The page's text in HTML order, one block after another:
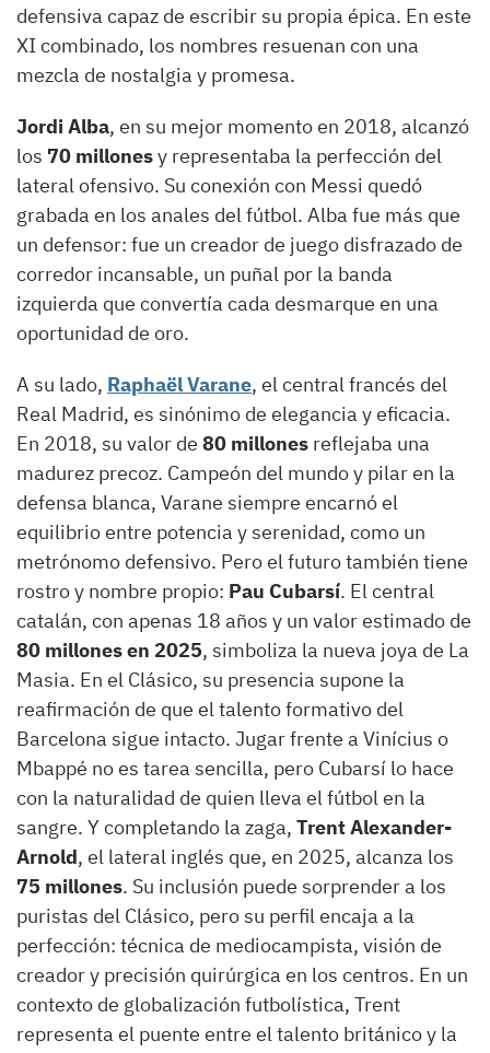
defensiva capaz de escribir su propia épica. En este
XI combinado, los nombres resuenan con una
mezcla de nostalgia y promesa.
Jordi Alba, en su mejor momento en 2018, alcanzó
los 70 millonesy representaba la perfección del
lateral ofensivo. Su conexión con Messi quedó
grabada en los anales del fútbol. Alba fue más que
un defensor: fue un creador de juego disfrazado de
corredor incansable, un puñal por la banda
izquierda que convertía cada desmarque en una
oportunidad de oro.
A su lado, Raphaël Varane, el central francés del
Real Madrid, es sinónimo de elegancia y eficacia.
En 2018, su valor de 80 millones reflejaba una
madurez precoz. Campeón del mundo y pilar en la
defensa blanca, Varane siempre encarnó el
equilibrio entre potencia y serenidad, como un
metrónomo defensivo. Pero el futuro también tiene
rostro y nombre propio: Pau Cubarsí. El central
catalán, con apenas 18 años y un valor estimado de
80 millones en 2025, simboliza la nueva joya de La
Masia. En el Clásico, su presencia supone la
reafirmación de que el talento formativo del
Barcelona sigue intacto. Jugar frente a Vinícius o
Mbappé no es tarea sencilla, pero Cubarsí lo hace
con la naturalidad de quien lleva el fútbol en la
sangre. Y completando la zaga, Trent Alexander-
Arnold, el lateral inglés que, en 2025, alcanza los
75 millones. Su inclusión puede sorprender a los
puristas del Clásico, pero su perfil encaja a la
perfección: técnica de mediocampista, visión de
creador y precisión quirúrgica en los centros. En un
contexto de globalización futbolística, Trent
representa el puente entre el talento británico y la